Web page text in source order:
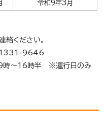
令和9年3月
絡ください。
1331-9646
の9時～16時半 ※運行日のみ